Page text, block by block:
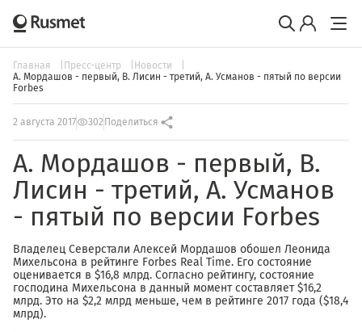
Главная Пресс-центр
Новости
А. Мордашов - первый, В. Лисин - третий, А. Усманов - пятый по версии
Forbes
2 августа 2017 302 Поделиться
А. Мордашов - первый, В.
Лисин - третий, А. Усманов
- пятый по версии Forbes
Владелец Северстали Алексей Мордашов обошел Леонида
Михельсона в рейтинге Forbes Real Time. Его состояние
оценивается в $16,8 млрд. Согласно рейтингу, состояние
господина Михельсона в данный момент составляет $16,2
млрд. Это на $2,2 млрд меньше, чем в рейтинге 2017 года ($18,4
млрд).